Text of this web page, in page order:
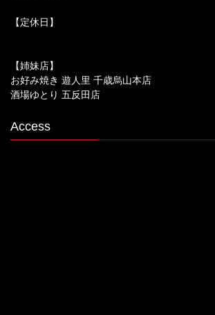
【定休日】
【姉妹店】
お好み焼き 遊人里 千歳烏山本店
酒場ゆとり 五反田店
Access